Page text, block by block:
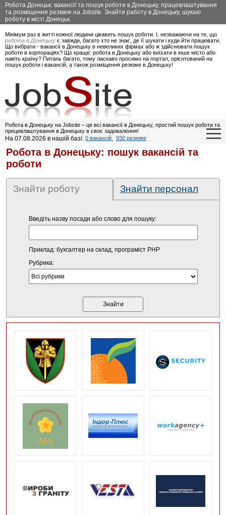
Робота Донецьк: вакансії та пошук роботи в Донецьку, працевлаштування
та розміщення резмюе на Jobsite. Знайти работу в Донецьку, шукаю
роботу в місті Донецьк.
Мінімум раз в житті кожної людини цікавить пошук роботи. І, незважаючи на те, що
робота в Донецьку є завжди, багато хто не знає, де її шукати і куди йти працювати.
Що вибрати - вакансії в Донецьку в невеликих фірмах або ж здійснювати пошук
роботи в корпораціях? Що краще: робота в Донецьку або виїхати в інше місто або
навіть країну? Питань багато, тому ласкаво просимо на портал, орієнтований на
пошук роботи і вакансій, а також розміщення резюме в Донецьку!
Робота в Донецьку на Jobsite – це всі вакансії в Донецьку, простий пошук роботи та
прецевлаштування в Донецьку в своє задовалення!
На 07.08.2026 в нашій базі: 0 вакансій, 930 резюме
Робота в Донецьку: пошук вакансій та
роботи
Знайти роботу Знайти персонал
Введіть назву посади або слово для пошуку:
Приклад: бухгалтер на склад, програміст PHP
Рубрика: